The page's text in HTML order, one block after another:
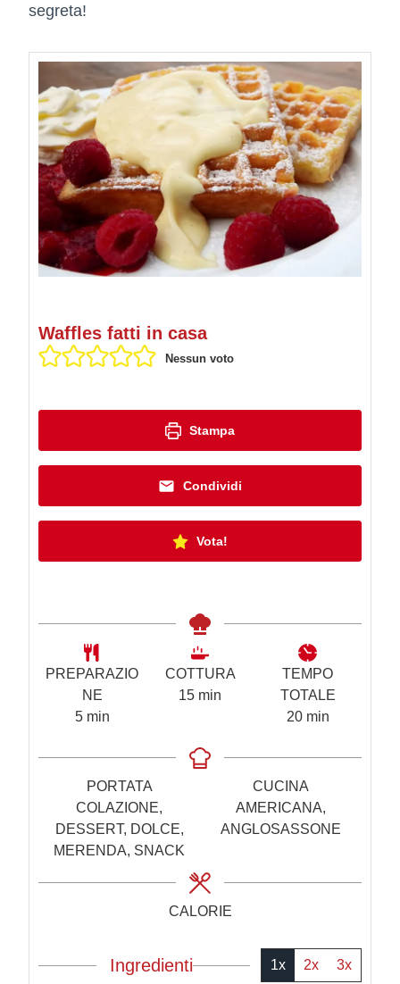
segreta!
Waffles fatti in casa
Nessun voto
Stampa
Condividi
Vota!
PREPARAZIO
NE
5m
n
u
t
i
min
COTTURA
15m
u
min
TEMPO
TOTALE
20m
n
u
t
i
min
PORTATA
COLAZIONE,
DESSERT, DOLCE,
MERENDA, SNACK
CUCINA
AMERICANA,
ANGLOSASSONE
CALORIE
Ingredienti 1x 2x 3x